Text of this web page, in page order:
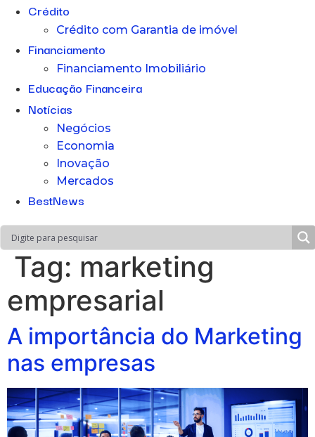
Crédito
Crédito com Garantia de imóvel
Financiamento
Financiamento Imobiliário
Educação Financeira
Notícias
Negócios
Economia
Inovação
Mercados
BestNews
Tag: marketing
empresarial
A importância do Marketing
nas empresas